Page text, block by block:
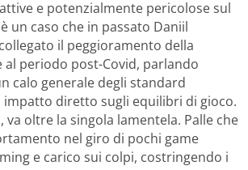
e potenzialmente pericolose sul
un caso che in passato Daniil
il peggioramento della
al periodo post-Covid, parlando
calo generale degli standard
diretto sugli equilibri di gioco.
va oltre la singola lamentela. Palle che
nel giro di pochi game
e carico sui colpi, costringendo i